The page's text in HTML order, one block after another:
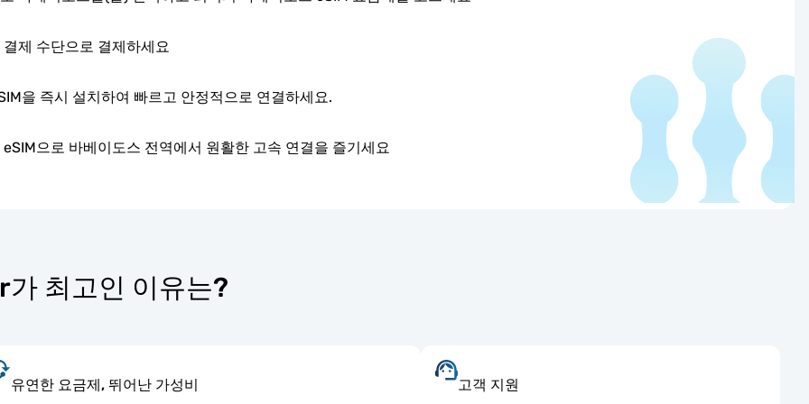
제 수단으로 결제하세요
을 즉시 설치하여 빠르고 안정적으로 연결하세요.
으로 바베이도스 전역에서 원활한 고속 연결을 즐기세요
최고인 이유는?
유연한 요금제, 뛰어난 가성비 고객 지원